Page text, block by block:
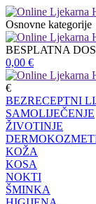
Osnovne kategorije
BESPLATNA
0,00 €
€
BEZRECEPTNI
SAMOLIJEČENJE
ŽIVOTINJE
KOŽA
KOSA
NOKTI
ŠMINKA